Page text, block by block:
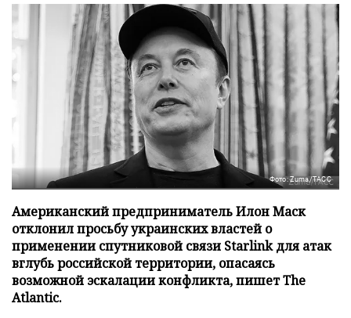
Фото: Zuma/ТАСС
Американский предприниматель Илон Маск
отклонил просьбу украинских властей о
применении спутниковой связи Starlink для атак
вглубь российской территории, опасаясь
возможной эскалации конфликта, пишет The
Atlantic.